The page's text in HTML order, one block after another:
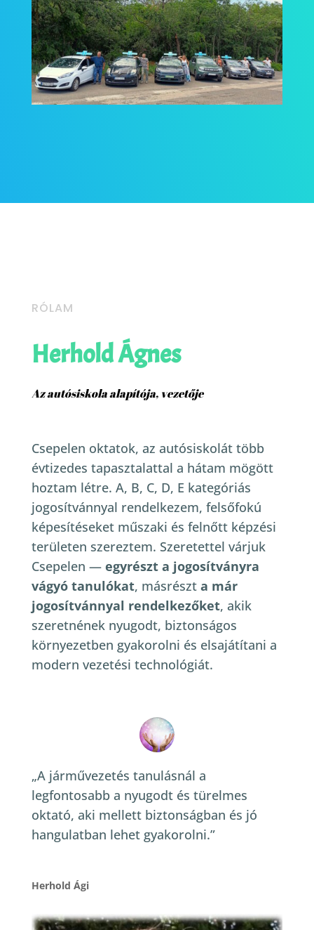
RÓLAM
Herhold Ágnes
Az autósiskola alapítója, vezetője
Csepelen oktatok, az autósiskolát több
évtizedes tapasztalattal a hátam mögött
hoztam létre. A, B, C, D, E kategóriás
jogosítvánnyal rendelkezem, felsőfokú
képesítéseket műszaki és felnőtt képzési
területen szereztem. Szeretettel várjuk
Csepelen — egyrészt a jogosítványra
vágyó tanulókat, másrészt a már
jogosítvánnyal rendelkezőket, akik
szeretnének nyugodt, biztonságos
környezetben gyakorolni és elsajátítani a
modern vezetési technológiát.
„A járművezetés tanulásnál a
legfontosabb a nyugodt és türelmes
oktató, aki mellett biztonságban és jó
hangulatban lehet gyakorolni.”
Herhold Ági